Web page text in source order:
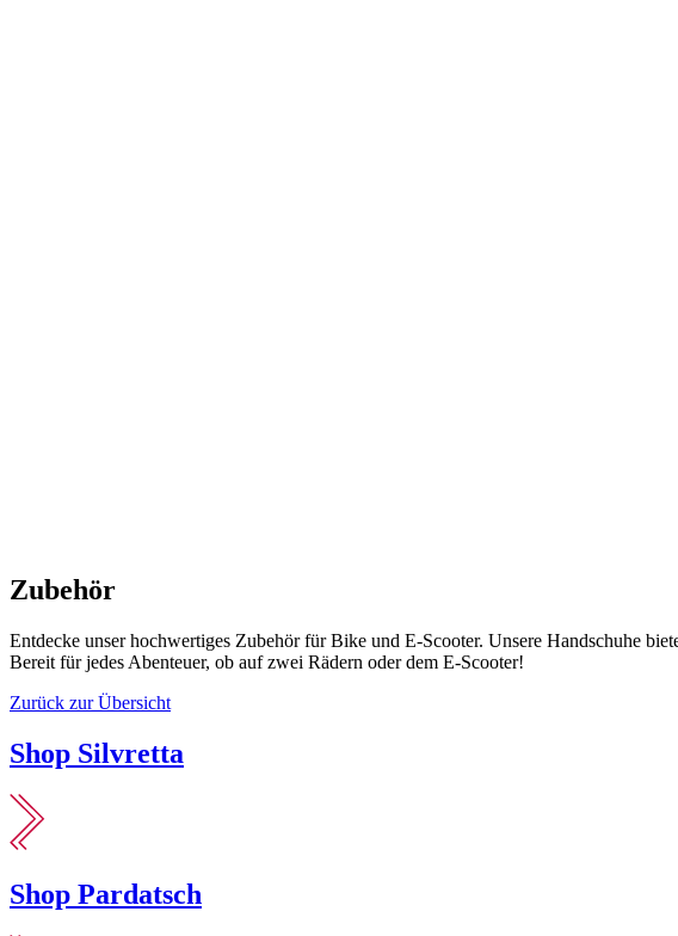
Zubehör
Entdecke unser hochwertiges Zubehör für Bike und E-Scooter. Unsere Handschuhe
Bereit für jedes Abenteuer, ob auf zwei Rädern oder dem E-Scooter!
Zurück zur Übersicht
Shop Silvretta
Shop Pardatsch